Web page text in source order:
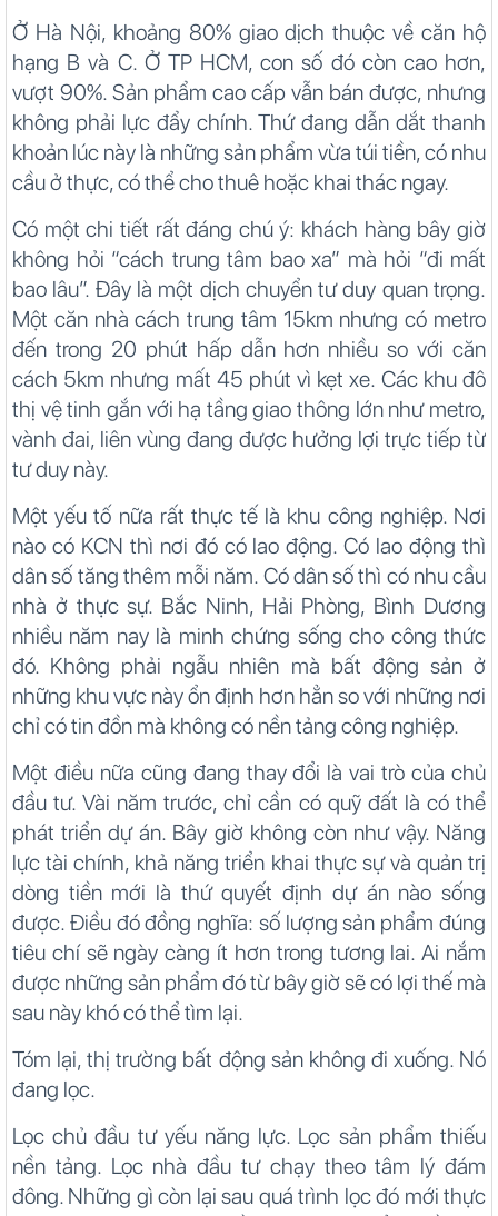
Ở Hà Nội, khoảng 80% giao dịch thuộc về căn hộ
hạng B và C. Ở TP HCM, con số đó còn cao hơn,
vượt 90%. Sản phẩm cao cấp vẫn bán được, nhưng
không phải lực đẩy chính. Thứ đang dẫn dắt thanh
khoản lúc này là những sản phẩm vừa túi tiền, có nhu
cầu ở thực, có thể cho thuê hoặc khai thác ngay.
Có một chi tiết rất đáng chú ý: khách hàng bây giờ
không hỏi “cách trung tâm bao xa” mà hỏi “đi mất
bao lâu”. Đây là một dịch chuyển tư duy quan trọng.
Một căn nhà cách trung tâm 15km nhưng có metro
đến trong 20 phút hấp dẫn hơn nhiều so với căn
cách 5km nhưng mất 45 phút vì kẹt xe. Các khu đô
thị vệ tinh gắn với hạ tầng giao thông lớn như metro,
vành đai, liên vùng đang được hưởng lợi trực tiếp từ
tư duy này.
Một yếu tố nữa rất thực tế là khu công nghiệp. Nơi
nào có KCN thì nơi đó có lao động. Có lao động thì
dân số tăng thêm mỗi năm. Có dân số thì có nhu cầu
nhà ở thực sự. Bắc Ninh, Hải Phòng, Bình Dương
nhiều năm nay là minh chứng sống cho công thức
đó. Không phải ngẫu nhiên mà bất động sản ở
những khu vực này ổn định hơn hẳn so với những nơi
chỉ có tin đồn mà không có nền tảng công nghiệp.
Một điều nữa cũng đang thay đổi là vai trò của chủ
đầu tư. Vài năm trước, chỉ cần có quỹ đất là có thể
phát triển dự án. Bây giờ không còn như vậy. Năng
lực tài chính, khả năng triển khai thực sự và quản trị
dòng tiền mới là thứ quyết định dự án nào sống
được. Điều đó đồng nghĩa: số lượng sản phẩm đúng
tiêu chí sẽ ngày càng ít hơn trong tương lai. Ai nắm
được những sản phẩm đó từ bây giờ sẽ có lợi thế mà
sau này khó có thể tìm lại.
Tóm lại, thị trường bất động sản không đi xuống. Nó
đang lọc.
Lọc chủ đầu tư yếu năng lực. Lọc sản phẩm thiếu
nền tảng. Lọc nhà đầu tư chạy theo tâm lý đám
đông. Những gì còn lại sau quá trình lọc đó mới thực